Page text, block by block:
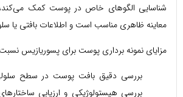
شناسایی الگوهای خاص در پوست کمک می‌کند،
معاینه ظاهری مناسب است و اطلاعات بافتی یا
مزایای نمونه برداری پوست برای پسوریازیس
بررسی دقیق بافت پوست در سطح
بررسی هیستولوژیکی و ارزیابی